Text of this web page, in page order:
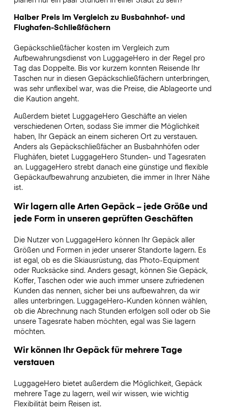
Halber Preis im Vergleich zu Busbahnhof- und
Flughafen-Schließfächern
Gepäckschließfächer kosten im Vergleich zum
Aufbewahrungsdienst von LuggageHero in der Regel pro
Tag das Doppelte. Bis vor kurzem konnten Reisende Ihr
Taschen nur in diesen Gepäckschließfächern unterbringen,
was sehr unflexibel war, was die Preise, die Ablageorte und
die Kaution angeht.
Außerdem bietet LuggageHero Geschäfte an vielen
verschiedenen Orten, sodass Sie immer die Möglichkeit
haben, Ihr Gepäck an einem sicheren Ort zu verstauen.
Anders als Gepäckschließfächer an Busbahnhöfen oder
Flughäfen, bietet LuggageHero Stunden- und Tagesraten
an. LuggageHero strebt danach eine günstige und flexible
Gepäckaufbewahrung anzubieten, die immer in Ihrer Nähe
ist.
Wir lagern alle Arten Gepäck – jede Größe und
jede Form in unseren geprüften Geschäften
Die Nutzer von LuggageHero können Ihr Gepäck aller
Größen und Formen in jeder unserer Standorte lagern. Es
ist egal, ob es die Skiausrüstung, das Photo-Equipment
oder Rucksäcke sind. Anders gesagt, können Sie Gepäck,
Koffer, Taschen oder wie auch immer unsere zufriedenen
Kunden das nennen, sicher bei uns aufbewahren, da wir
alles unterbringen. LuggageHero-Kunden können wählen,
ob die Abrechnung nach Stunden erfolgen soll oder ob Sie
unsere Tagesrate haben möchten, egal was Sie lagern
möchten.
Wir können Ihr Gepäck für mehrere Tage
verstauen
LuggageHero bietet außerdem die Möglichkeit, Gepäck
mehrere Tage zu lagern, weil wir wissen, wie wichtig
Flexibilität beim Reisen ist.